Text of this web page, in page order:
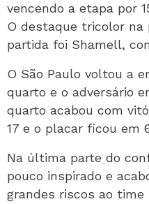
vencendo a etapa por
O destaque tricolor na
partida foi Shamell,
O São Paulo voltou a
quarto e o adversário
quarto acabou com
17 e o placar ficou em
Na última parte do
pouco inspirado e
grandes riscos ao time